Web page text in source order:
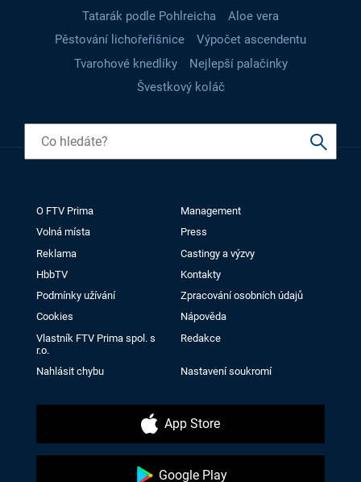
Tatarák podle Pohlreicha
Aloe vera
Pěstování lichořeřišnice
Výpočet ascendentu
Tvarohové knedlíky
Nejlepší palačinky
Švestkový koláč
O FTV Prima
Management
Volná místa
Press
Reklama
Castingy a výzvy
HbbTV
Kontakty
Podmínky užívání
Zpracování osobních údajů
Cookies
Nápověda
Vlastník FTV Prima spol. s
r.o.
Redakce
Nahlásit chybu Nastavení soukromí
App Store
Google Play